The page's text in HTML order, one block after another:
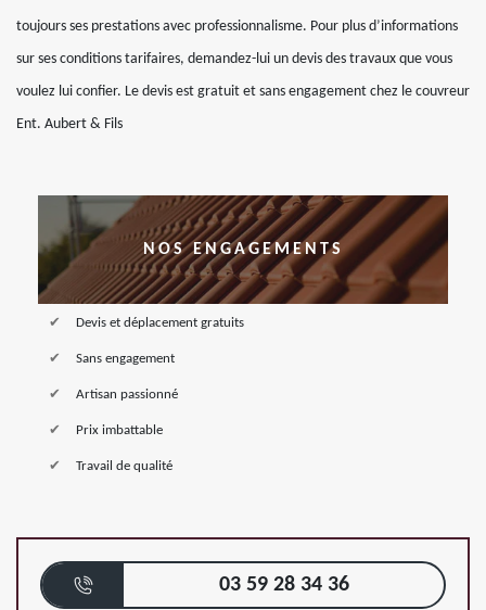
toujours ses prestations avec professionnalisme. Pour plus d’informations
sur ses conditions tarifaires, demandez-lui un devis des travaux que vous
voulez lui confier. Le devis est gratuit et sans engagement chez le couvreur
Ent. Aubert & Fils
NOS ENGAGEMENTS
Devis et déplacement gratuits
Sans engagement
Artisan passionné
Prix imbattable
Travail de qualité
03 59 28 34 36